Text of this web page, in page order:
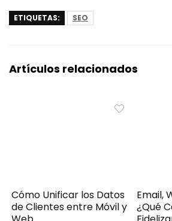
ETIQUETAS: SEO
Artículos relacionados
Cómo Unificar los Datos
de Clientes entre Móvil y
Email,
¿Qué